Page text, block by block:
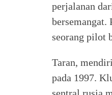
perjalanan
bersemangat.
seorang pilot
Taran,
pada 1997.